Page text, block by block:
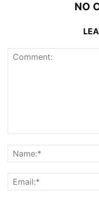
NO